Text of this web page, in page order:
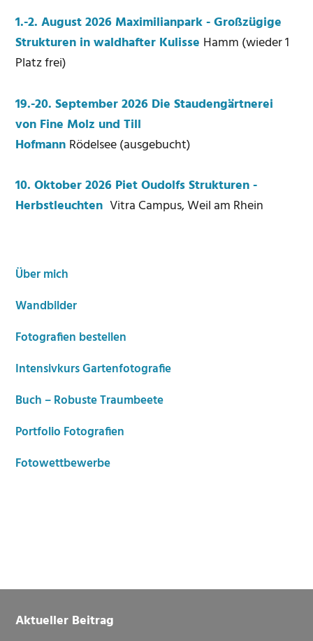
Seitenspalte
1.-2. August 2026 Maximilianpark - Großzügige
Strukturen in waldhafter Kulisse Hamm (wieder 1
Platz frei)
19.-20. September 2026 Die Staudengärtnerei
von Fine Molz und Till
Hofmann Rödelsee (ausgebucht)
10. Oktober 2026 Piet Oudolfs Strukturen -
Herbstleuchten Vitra Campus, Weil am Rhein
Über mich
Wandbilder
Fotografien bestellen
Intensivkurs Gartenfotografie
Buch – Robuste Traumbeete
Portfolio Fotografien
Fotowettbewerbe
Footer
Aktueller Beitrag